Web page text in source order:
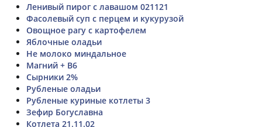
Ленивый пирог с лавашом 021121
Фасолевый суп с перцем и кукурузой
Овощное рагу с картофелем
Яблочные оладьи
Не молоко миндальное
Магний + В6
Сырники 2%
Рубленые оладьи
Рубленые куриные котлеты 3
Зефир Богуславна
Котлета 21.11.02